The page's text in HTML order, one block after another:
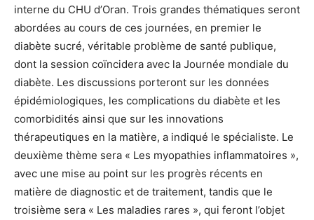
interne du CHU d’Oran. Trois grandes thématiques seront
abordées au cours de ces journées, en premier le
diabète sucré, véritable problème de santé publique,
dont la session coïncidera avec la Journée mondiale du
diabète. Les discussions porteront sur les données
épidémiologiques, les complications du diabète et les
comorbidités ainsi que sur les innovations
thérapeutiques en la matière, a indiqué le spécialiste. Le
deuxième thème sera « Les myopathies inflammatoires »,
avec une mise au point sur les progrès récents en
matière de diagnostic et de traitement, tandis que le
troisième sera « Les maladies rares », qui feront l’objet